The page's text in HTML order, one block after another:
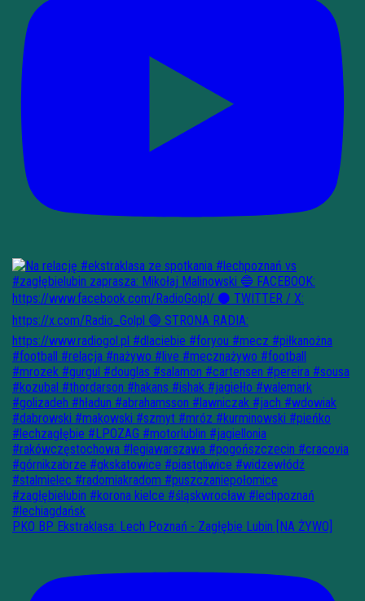
PKO BP Ekstraklasa: Lech Poznań - Zagłębie Lubin [NA ŻYWO]